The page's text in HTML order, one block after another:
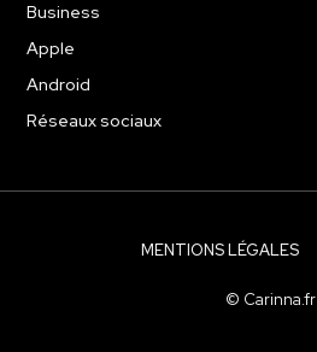
Business
Apple
Android
Réseaux sociaux
MENTIONS LÉGALES
© Carinna.fr